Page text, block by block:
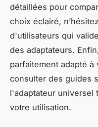
détaillées pour
choix éclairé,
d'utilisateurs qui
des adaptateurs.
parfaitement adapté
consulter des guides
l'adaptateur universel
votre utilisation.